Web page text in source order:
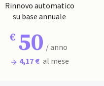
Rinnovo automatico
su base annuale
50 / anno
4,17 € al mese